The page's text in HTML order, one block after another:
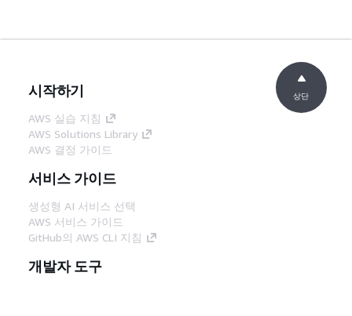
시작하기
AWS 실습 지침
AWS Solutions Library
AWS 결정 가이드
서비스 가이드
생성형 AI 서비스 선택
AWS 서비스 가이드
GitHub의 AWS CLI 지침
개발자 도구
상단